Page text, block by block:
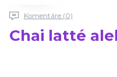
Komentáre (0)
Chai latté